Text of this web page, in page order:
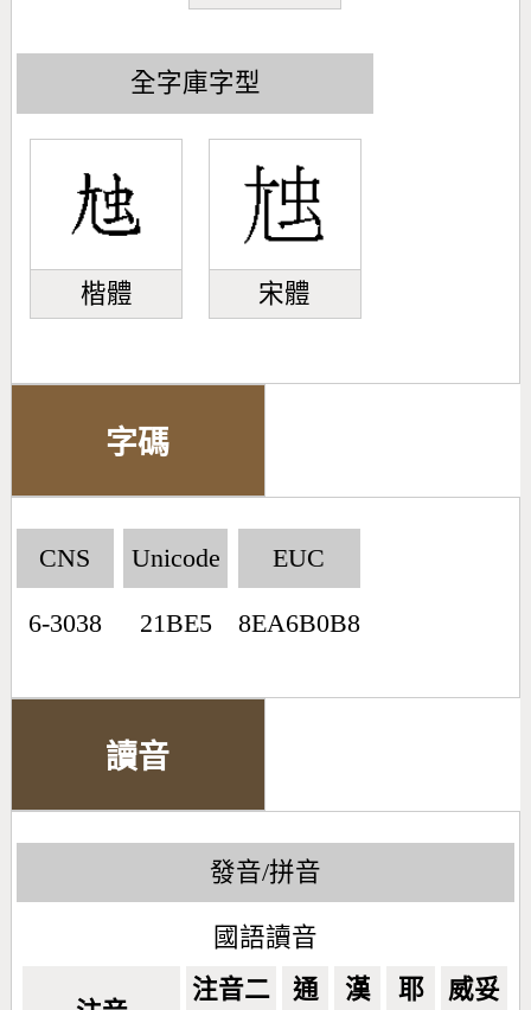
全字庫字型
楷體 宋體
字碼
CNS
6-3038
Unicode
21BE5
EUC
8EA6B0B8
讀音
發音/拼音
國語讀音
注音二 通 漢 耶 威妥